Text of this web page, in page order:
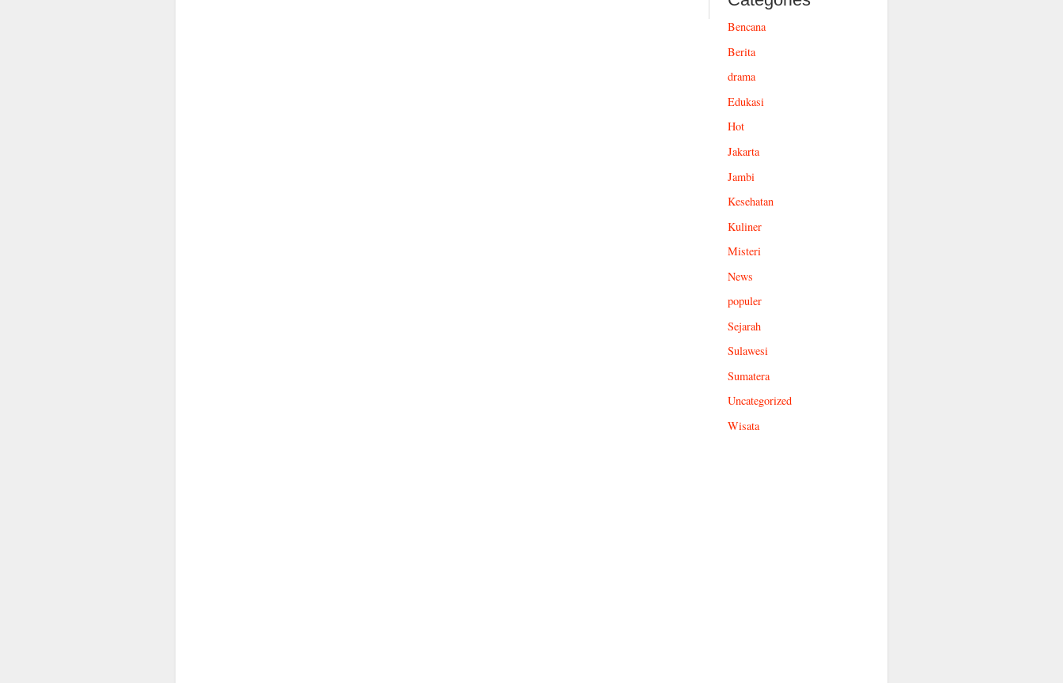
Bencana
Berita
drama
Edukasi
Hot
Jakarta
Jambi
Kesehatan
Kuliner
Misteri
News
populer
Sejarah
Sulawesi
Sumatera
Uncategorized
Wisata